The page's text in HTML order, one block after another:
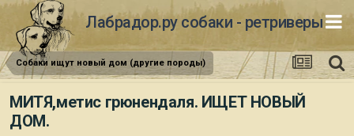
Лабрадор.ру собаки - ретриверы
Собаки ищут новый дом (другие породы)
МИТЯ,метис грюнендаля. ИЩЕТ НОВЫЙ
ДОМ.